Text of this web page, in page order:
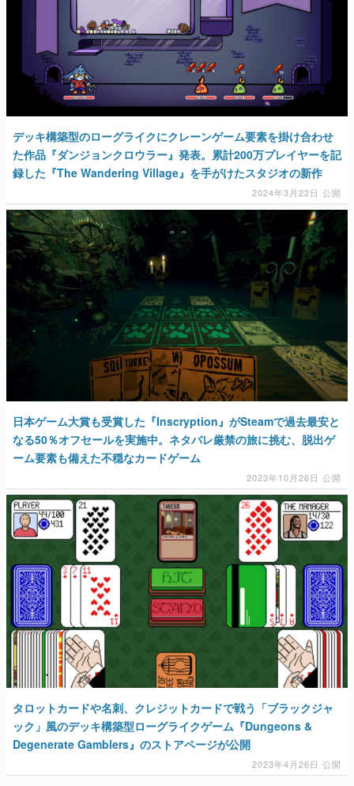
デッキ構築型のローグライクにクレーンゲーム要素を掛け合わせ
た作品『ダンジョンクロウラー』発表。累計200万プレイヤーを記
録した『The Wandering Village』を手がけたスタジオの新作
2024年3月22日 公開
日本ゲーム大賞も受賞した『Inscryption』がSteamで過去最安と
なる50％オフセールを実施中。ネタバレ厳禁の旅に挑む、脱出ゲ
ーム要素も備えた不穏なカードゲーム
2023年10月26日 公開
タロットカードや名刺、クレジットカードで戦う「ブラックジャ
ック」風のデッキ構築型ローグライクゲーム『Dungeons &
Degenerate Gamblers』のストアページが公開
2023年4月26日 公開